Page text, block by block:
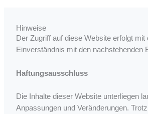
Hinweise
Der Zugriff auf diese Website erfolgt mit
Einverständnis mit den nachstehenden
Haftungsausschluss
Die Inhalte dieser Website unterliegen
Anpassungen und Veränderungen.